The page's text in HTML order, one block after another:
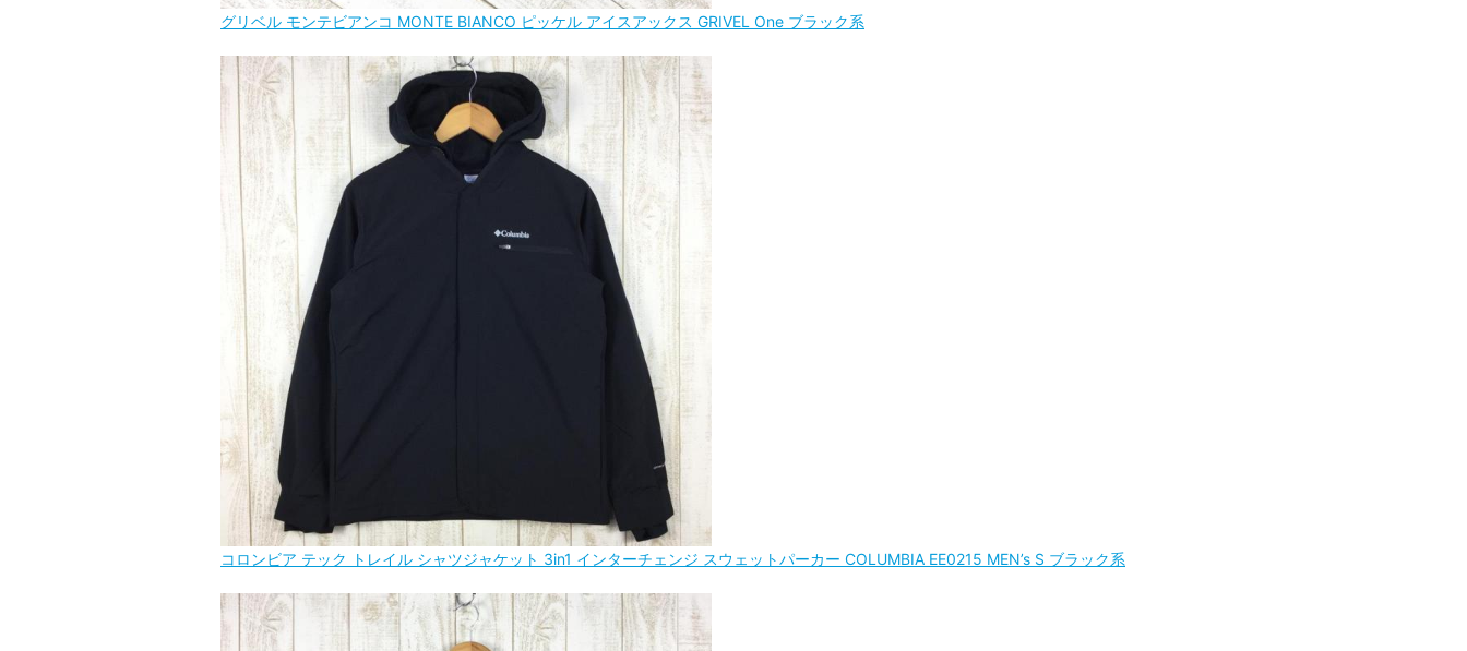
グリベル モンテビアンコ MONTE BIANCO ピッケル アイスアックス GRIVEL One ブラック系
コロンビア テック トレイル シャツジャケット 3in1 インターチェンジ スウェットパーカー COLUMBIA EE0215 MEN’s S ブラック系